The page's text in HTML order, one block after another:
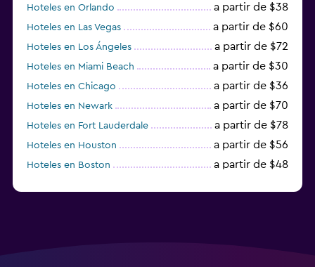
Hoteles en Orlando a partir de $38
Hoteles en Las Vegas a partir de $60
Hoteles en Los Ángeles a partir de $72
Hoteles en Miami Beach a partir de $30
Hoteles en Chicago a partir de $36
Hoteles en Newark a partir de $70
Hoteles en Fort Lauderdale a partir de $78
Hoteles en Houston a partir de $56
Hoteles en Boston a partir de $48